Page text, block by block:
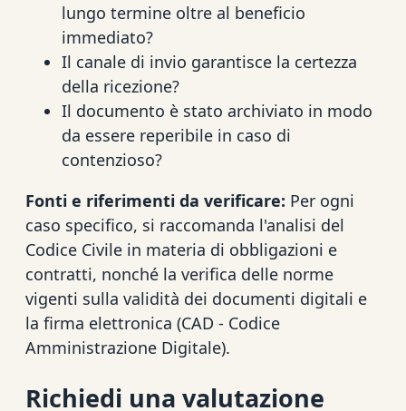
lungo termine oltre al beneficio
immediato?
Il canale di invio garantisce la certezza
della ricezione?
Il documento è stato archiviato in modo
da essere reperibile in caso di
contenzioso?
Fonti e riferimenti da verificare: Per ogni
caso specifico, si raccomanda l'analisi del
Codice Civile in materia di obbligazioni e
contratti, nonché la verifica delle norme
vigenti sulla validità dei documenti digitali e
la firma elettronica (CAD - Codice
Amministrazione Digitale).
Richiedi una valutazione